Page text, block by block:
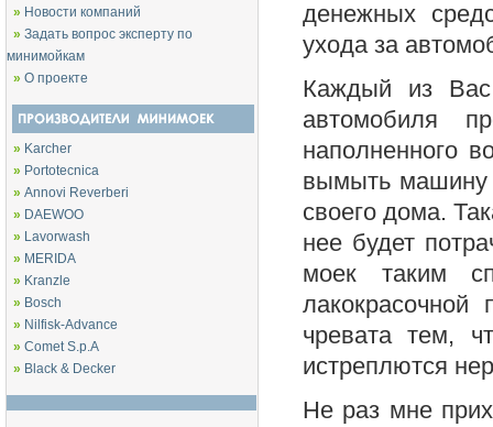
» Новости компаний
» Задать вопрос эксперту по
минимойкам
» О проекте
» Karcher
» Portotecnica
» Annovi Reverberi
» DAEWOO
» Lavorwash
» MERIDA
» Kranzle
» Bosch
» Nilfisk-Advance
» Comet S.p.A
» Black & Decker
денежных
ухода за
Каждый из
автомобиля
наполненного
вымыть машину
своего дома.
нее будет
моек таким
лакокрасочной
чревата тем,
истреплются
Не раз мне